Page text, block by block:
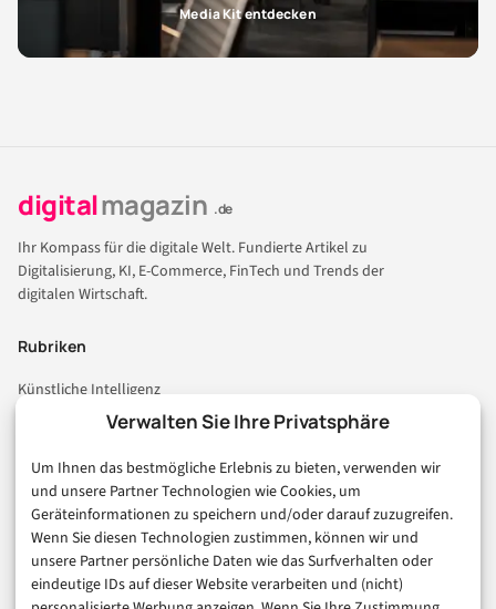
Verwalten Sie Ihre Privatsphäre
Um Ihnen das bestmögliche Erlebnis zu bieten, verwenden wir
und unsere Partner Technologien wie Cookies, um
Geräteinformationen zu speichern und/oder darauf zuzugreifen.
Wenn Sie diesen Technologien zustimmen, können wir und
unsere Partner persönliche Daten wie das Surfverhalten oder
eindeutige IDs auf dieser Website verarbeiten und (nicht)
Media Kit entdecken
digitalmagazin .de
Ihr Kompass für die digitale Welt. Fundierte Artikel zu
Digitalisierung, KI, E-Commerce, FinTech und Trends der
digitalen Wirtschaft.
Rubriken
Künstliche Intelligenz
Technologie & IT
Consumer & Digital Life
Marketing
Finanzen & FinTech
Business & Karriere
Sicherheit & Recht